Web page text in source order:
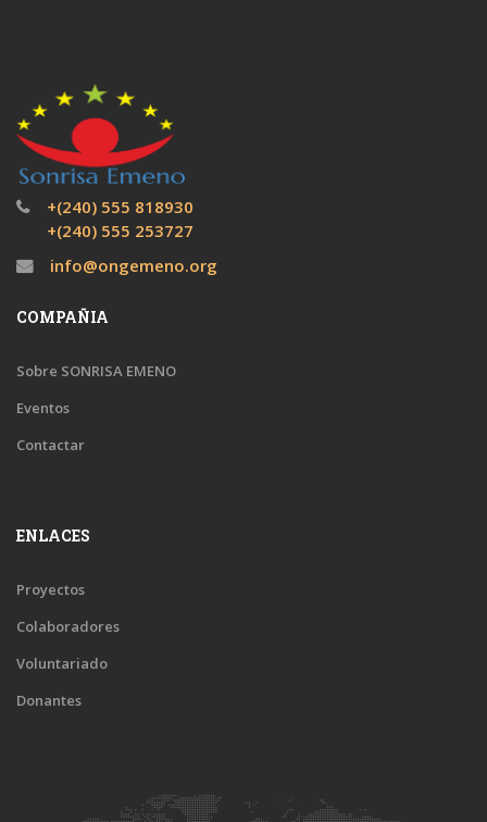
+(240) 555 818930
+(240) 555 253727
info@ongemeno.org
COMPAÑIA
Sobre SONRISA EMENO
Eventos
Contactar
ENLACES
Proyectos
Colaboradores
Voluntariado
Donantes